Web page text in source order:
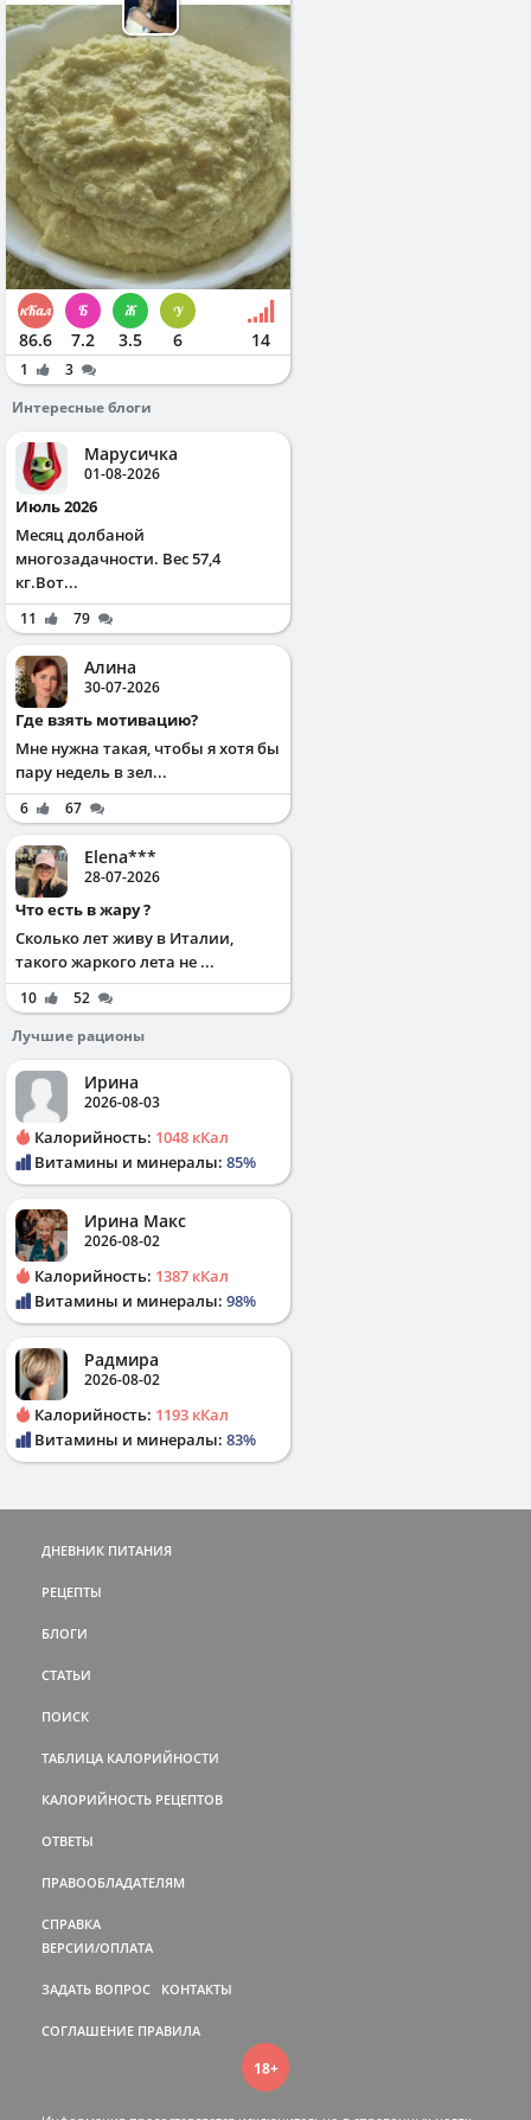
86.6 7.2 3.5 6 14
1
3
Интересные блоги
Марусичка
01-08-2026
Июль 2026
Месяц долбаной
многозадачности. Вес 57,4
кг.Вот...
11 79
Алина
30-07-2026
Где взять мотивацию?
Мне нужна такая, чтобы я хотя бы
пару недель в зел...
6 67
Elena***
28-07-2026
Что есть в жару ?
Сколько лет живу в Италии,
такого жаркого лета не ...
10
52
Лучшие рационы
Ирина
2026-08-03
Калорийность: 1048 кКал
Витамины и минералы: 85%
Ирина Макс
2026-08-02
Калорийность: 1387 кКал
Витамины и минералы: 98%
Радмира
2026-08-02
Калорийность: 1193 кКал
Витамины и минералы: 83%
ДНЕВНИК ПИТАНИЯ
РЕЦЕПТЫ
БЛОГИ
СТАТЬИ
ПОИСК
ТАБЛИЦА КАЛОРИЙНОСТИ
КАЛОРИЙНОСТЬ РЕЦЕПТОВ
ОТВЕТЫ
ПРАВООБЛАДАТЕЛЯМ
СПРАВКА
ВЕРСИИ/ОПЛАТА
ЗАДАТЬ ВОПРОС КОНТАКТЫ
СОГЛАШЕНИЕ ПРАВИЛА
18+